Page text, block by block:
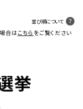
並び順について
合はこちら をご覧ください
挙